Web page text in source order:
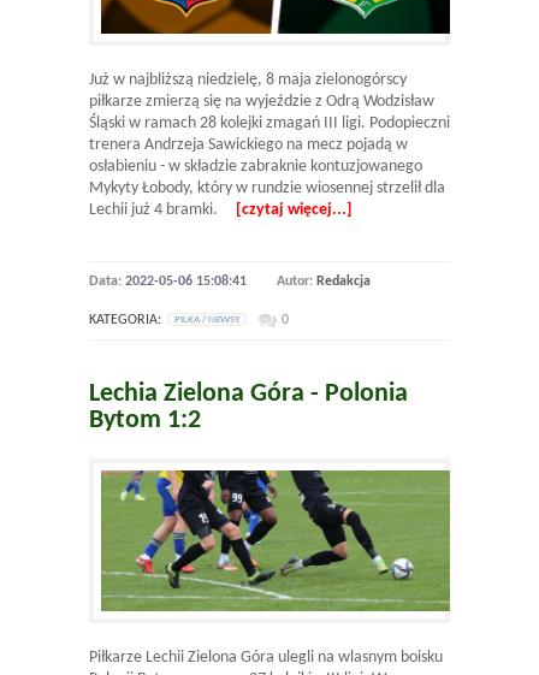
Już w najbliższą niedzielę, 8 maja zielonogórscy
piłkarze zmierzą się na wyjeździe z Odrą Wodzisław
Śląski w ramach 28 kolejki zmagań III ligi. Podopieczni
trenera Andrzeja Sawickiego na mecz pojadą w
osłabieniu - w składzie zabraknie kontuzjowanego
Mykyty Łobody, który w rundzie wiosennej strzelił dla
Lechii już 4 bramki.
[czytaj więcej...]
Data: 2022-05-06 15:08:41 Autor: Redakcja
KATEGORIA: PILKA / NEWSY 0
Lechia Zielona Góra - Polonia
Bytom 1:2
Piłkarze Lechii Zielona Góra ulegli na wlasnym boisku